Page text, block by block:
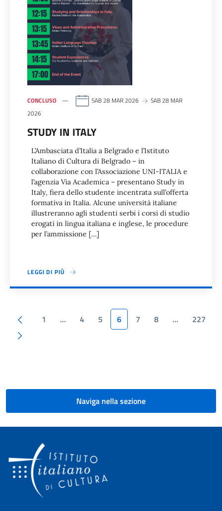
CONCLUSO SAB 28 MAR 2026
SAB 28 MAR
2026
STUDY IN ITALY
L’Ambasciata d’Italia a Belgrado e l’Istituto
Italiano di Cultura di Belgrado – in
collaborazione con l’Associazione UNI-ITALIA e
l’agenzia Via Academica – presentano Study in
Italy, fiera dello studente incentrata sull’offerta
formativa in Italia. Alcune università italiane
illustreranno agli studenti serbi i corsi di studio
erogati in lingua italiana e inglese, le procedure
per l’ammissione […]
LEGGI DI PIÙ
Paginazione
Pagina precedente
1 … 4 5 6 7 8 …
227
Naviga nella sezione